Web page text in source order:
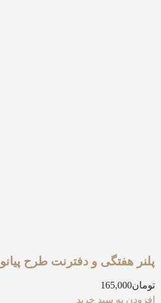
پلنر هفتگی و دفترنت طرح پیانو
تومان165,000
افزودن به سبد خرید